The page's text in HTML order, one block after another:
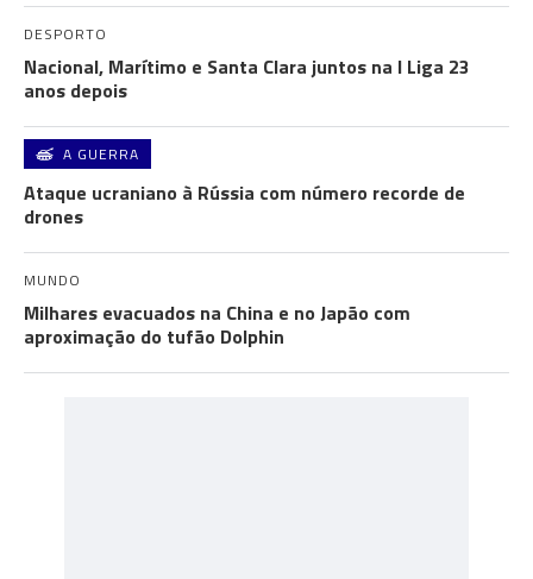
DESPORTO
Nacional, Marítimo e Santa Clara juntos na I Liga 23
anos depois
A GUERRA
Ataque ucraniano à Rússia com número recorde de
drones
MUNDO
Milhares evacuados na China e no Japão com
aproximação do tufão Dolphin